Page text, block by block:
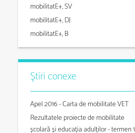
mobilitatE+, SV
mobilitatE+, DJ
mobilitatE+, B
Ştiri conexe
Apel 2016 - Carta de mobilitate VET
Rezultatele proiecte de mobilitate
școlară și educația adulților - termen 1